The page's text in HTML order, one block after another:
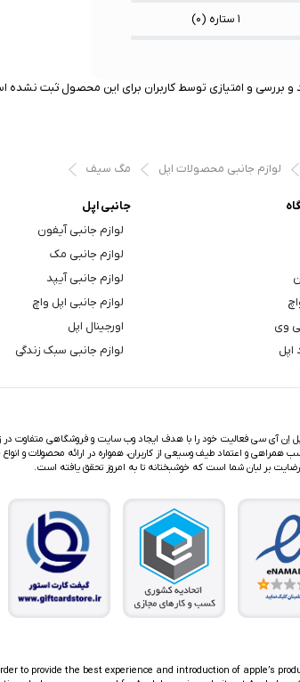
۱ ستاره ( ۰)
و بررسی و امتیازی توسط کاربران برای این محصول ثبت نشده
لوازم جانبی محصولات اپل مگ سیف
وی
اپل
جانبی اپل
لوازم جانبی آیفون
لوازم جانبی مک
لوازم جانبی آیپد
لوازم جانبی اپل واچ
اورجینال اپل
لوازم جانبی سبک زندگی
اِن آی سی فعالیت خود را با هدف ایجاد وب سایت و فروشگاهی متفاوت در
همراهی و اعتماد طیف وسیعی از کاربران، همواره در ارائه محصولات و
بر لبان شما است که خوشبختانه تا به امروز تحقق یافته است.
to provide the best experience and introduction of apple’s